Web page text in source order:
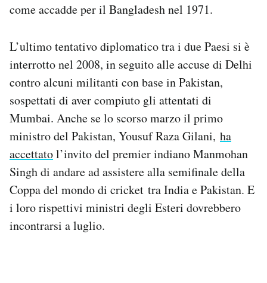
come accadde per il Bangladesh nel 1971.
L’ultimo tentativo diplomatico tra i due Paesi si è
interrotto nel 2008, in seguito alle accuse di Delhi
contro alcuni militanti con base in Pakistan,
sospettati di aver compiuto gli attentati di
Mumbai. Anche se lo scorso marzo il primo
ministro del Pakistan, Yousuf Raza Gilani, ha
accettatol’invito del premier indiano Manmohan
Singh di andare ad assistere alla semifinale della
Coppa del mondo di cricket tra India e Pakistan. E
i loro rispettivi ministri degli Esteri dovrebbero
incontrarsi a luglio.